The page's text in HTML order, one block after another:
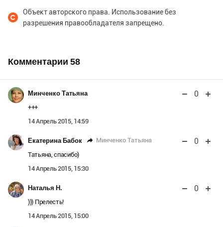
Объект авторского права. Использование без
разрешения правообладателя запрещено.
Комментарии 58
Минченко Татьяна 0
+++
14 Апрель 2015, 14:59
Екатерина Бабок Минченко Татьяна 0
Татьяна, спасибо)
14 Апрель 2015, 15:30
Наталья Н. 0
))) Прелесть!
14 Апрель 2015, 15:00